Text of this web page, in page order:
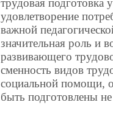
удовлетворение
важной
значительная роль и
развивающего
сменность видов
социальной помощи,
быть подготовлены